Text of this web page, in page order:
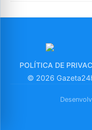
POLÍTICA DE
© 2026